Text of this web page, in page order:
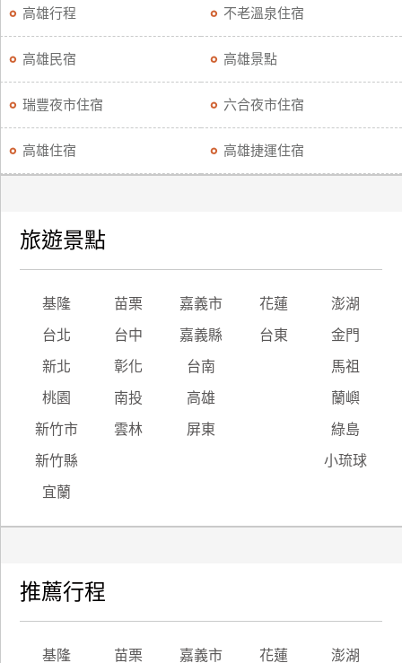
高雄行程 不老溫泉住宿
高雄民宿 高雄景點
瑞豐夜市住宿 六合夜市住宿
高雄住宿 高雄捷運住宿
旅遊景點
基隆 苗栗 嘉義市 花蓮 澎湖
台北 台中 嘉義縣 台東 金門
新北 彰化 台南 馬祖
桃園 南投 高雄 蘭嶼
新竹市 雲林 屏東 綠島
新竹縣 小琉球
宜蘭
推薦行程
基隆 苗栗 嘉義市 花蓮 澎湖